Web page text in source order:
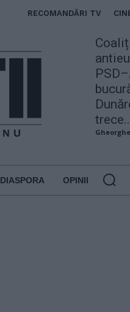
RECOMANDĂRI TV
DIASPORA OPINII